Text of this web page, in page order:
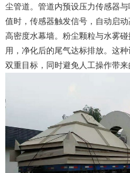
尘管道。管道内预设压力传感器
值时，传感器触发信号，自动启
高密度水幕墙。粉尘颗粒与水雾
用，净化后的尾气达标排放。这
双重目标，同时避免人工操作带来